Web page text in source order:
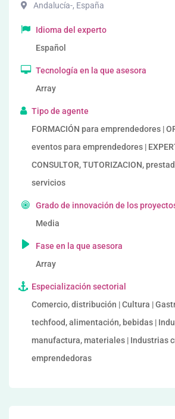
Andalucía-, España
Idioma del experto
Español
Tecnología en la que asesora
Array
Tipo de agente
FORMACIÓN para emprendedores |
eventos para emprendedores |
CONSULTOR, TUTORIZACION,
servicios
Grado de innovación de los
Media
Fase en la que asesora
Array
Especialización sectorial
Comercio, distribución | Cultura |
techfood, alimentación, bebidas |
manufactura, materiales | Industrias
emprendedoras